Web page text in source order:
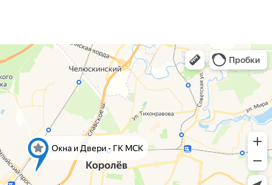
деревня Болтино
Рождественская, д.2
Рождественская, д.2
Ново-Молоковский бульвар, 4
Коминтерна, 22
Коминтерна, 22
Коминтерна, 22
Коминтерна, 22
Коминтерна, 22
Коминтерна, 22